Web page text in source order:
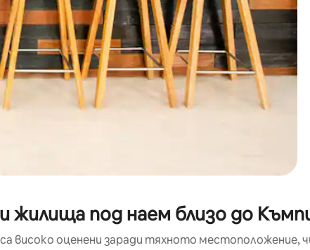
жилища под наем близо до
високо оценени заради тяхното местоположение,